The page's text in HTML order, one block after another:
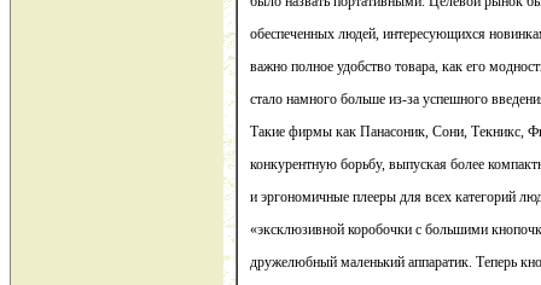
обеспеченных людей, интересующихся
важно полное удобство товара, как его
стало намного больше из-за успешного
Такие фирмы как Панасоник, Сони, Текникс,
конкурентную борьбу, выпуская более
и эргономичные плееры для всех категорий
«эксклюзивной коробочки с большими
дружелюбный маленький аппаратик. Теперь